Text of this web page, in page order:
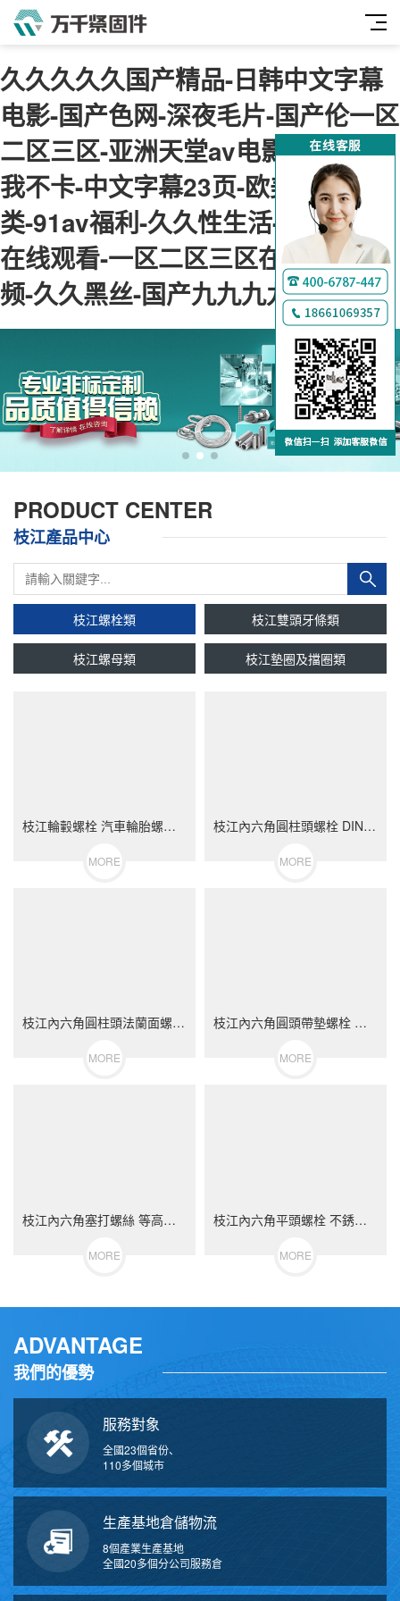
久久久久久国产精品-日韩中文字幕
电影-国产色网-深夜毛片-国产伦一区
二区三区-亚洲天堂av电影-神马午夜
我不卡-中文字幕23页-欧美综合另
类-91av福利-久久性生活-肉肉视频
在线观看-一区二区三区在线免费视
频-久久黑丝-国产九九九九
PRODUCT CENTER
枝江產品中心
枝江螺栓類 枝江雙頭牙條類
枝江螺母類 枝江墊圈及擋圈類
枝江輪轂螺栓 汽車輪胎螺絲 不銹鋼（304/316）碳鋼 合金鋼
MORE
枝江內六角圓柱頭螺栓 DIN912 不銹鋼（304/316）碳鋼 合金鋼
MORE
枝江內六角圓柱頭法蘭面螺栓 不銹鋼（304/316）碳鋼 合金鋼
MORE
枝江內六角圓頭帶墊螺栓 不銹鋼（304/316）碳鋼 合金鋼
MORE
枝江內六角塞打螺絲 等高限位螺栓 不銹鋼（304/316）碳鋼 合金鋼
MORE
枝江內六角平頭螺栓 不銹鋼（304/316）碳鋼 合金鋼
MORE
ADVANTAGE
我們的優勢
服務對象
全國23個省份、
110多個城市
生產基地倉儲物流
8個產業生產基地
全國20多個分公司服務倉